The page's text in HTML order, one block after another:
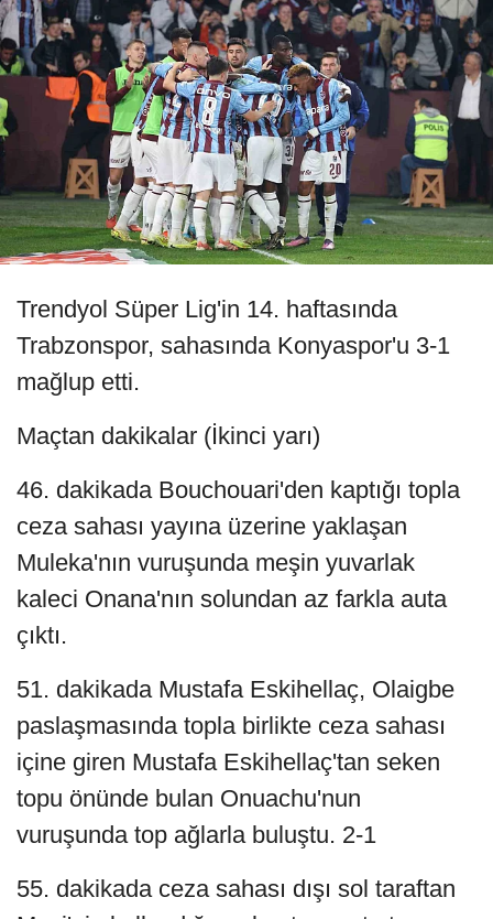
Trendyol Süper Lig'in 14. haftasında
Trabzonspor, sahasında Konyaspor'u 3-1
mağlup etti.
Maçtan dakikalar (İkinci yarı)
46. dakikada Bouchouari'den kaptığı topla
ceza sahası yayına üzerine yaklaşan
Muleka'nın vuruşunda meşin yuvarlak
kaleci Onana'nın solundan az farkla auta
çıktı.
51. dakikada Mustafa Eskihellaç, Olaigbe
paslaşmasında topla birlikte ceza sahası
içine giren Mustafa Eskihellaç'tan seken
topu önünde bulan Onuachu'nun
vuruşunda top ağlarla buluştu. 2-1
55. dakikada ceza sahası dışı sol taraftan